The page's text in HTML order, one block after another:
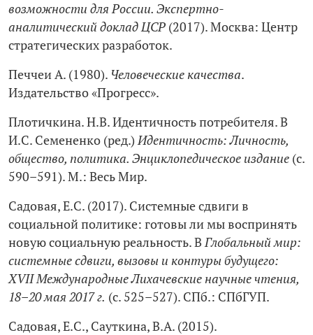
возможности для России. Экспертно-
аналитический доклад ЦСР (2017). Москва: Центр
стратегических разработок.
Печчеи А. (1980). Человеческие качества.
Издательство «Прогресс».
Плотичкина. Н.В. Идентичность потребителя. В
И.С. Семененко (ред.)Идентичность: Личность,
общество, политика. Энциклопедическое издание (с.
590–591). М.: Весь Мир.
Садовая, Е.С. (2017). Системные сдвиги в
социальной политике: готовы ли мы воспринять
новую социальную реальность. ВГлобальный мир:
системные сдвиги, вызовы и контуры будущего:
XVII Международные Лихачевские научные чтения,
18–20 мая 2017 г. (с. 525–527). СПб.: СПбГУП.
Садовая, Е.С., Сауткина, В.А. (2015).